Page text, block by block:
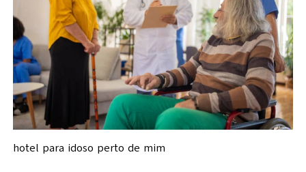
hotel para idoso perto de mim